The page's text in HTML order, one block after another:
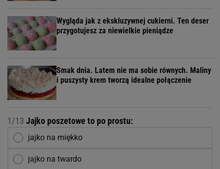
Wygląda jak z ekskluzywnej cukierni. Ten deser
przygotujesz za niewielkie pieniądze
Smak dnia. Latem nie ma sobie równych. Maliny
i puszysty krem tworzą idealne połączenie
1/13 Jajko poszetowe to po prostu:
jajko na miękko
jajko na twardo